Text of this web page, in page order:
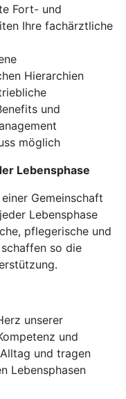
Fort- und
Ihre fachärztliche
Hierarchien
und
möglich
Lebensphase
Gemeinschaft
Lebensphase
pflegerische und
so die
unserer
und
und tragen
Lebensphasen